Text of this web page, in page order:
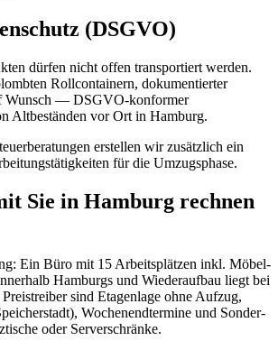
(DSGVO)
dürfen nicht offen transportiert werden.
Rollcontainern, dokumentierter
Wunsch — DSGVO-konformer
Alt­beständen vor Ort in Hamburg.
erstellen wir zusätzlich ein
für die Umzugs­phase.
Sie in Hamburg rechnen
Ein Büro mit 15 Arbeits­plätzen inkl. Möbel­
Hamburgs und Wieder­aufbau liegt bei
sind Etagenlage ohne Aufzug,
Wochenend­termine und Sonder­
oder Server­schränke.